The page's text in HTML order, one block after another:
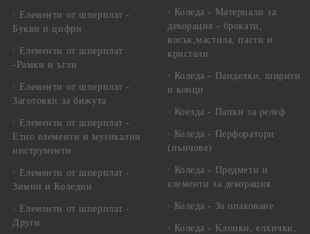
Елементи от шперплат -
Букви и цифри
Елементи от шперплат
-Рамки и ъгли
Елементи от шперплат -
Заготовки за бижута
Елементи от шперплат -
Етно елементи и музикални
инструменти
Елементи от шперплат -
Зимни и Коледни
Елементи от шперплат -
Други
Коледа - Материали за
декорация - брокати,
восък,мастила, пасти и
кристали
Коледа - Панделки, ширити
и конци
Коелда - Папки за релеф
Коледа - Перфоратори
(пънчове)
Коледа - Предмети и
елементи за декорация
Коледа - За опаковане
Коледа - Kлонки, елхички,